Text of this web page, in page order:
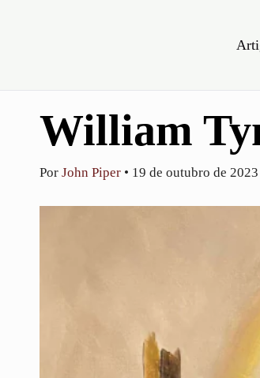
William
Por John Piper • 19 de outubro de 2023